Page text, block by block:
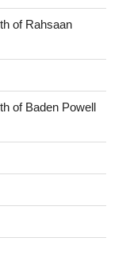
of Rahsaan
of Baden Powell